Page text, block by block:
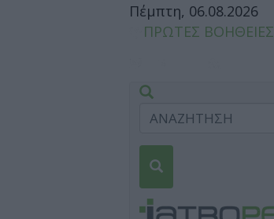
Πέμπτη, 06.08.2026
ΠΡΩΤΕΣ ΒΟΗΘΕΙΕΣ